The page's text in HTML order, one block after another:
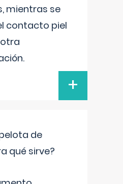
mientras se
contacto piel
+
de
qué sirve?